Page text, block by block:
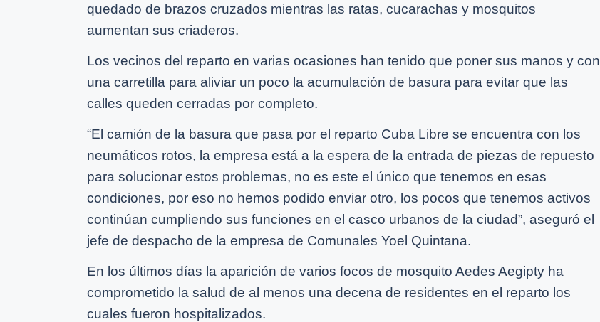
quedado de brazos cruzados mientras las ratas, cucarachas y mosquitos
aumentan sus criaderos.
Los vecinos del reparto en varias ocasiones han tenido que poner sus manos y con
una carretilla para aliviar un poco la acumulación de basura para evitar que las
calles queden cerradas por completo.
“El camión de la basura que pasa por el reparto Cuba Libre se encuentra con los
neumáticos rotos, la empresa está a la espera de la entrada de piezas de repuesto
para solucionar estos problemas, no es este el único que tenemos en esas
condiciones, por eso no hemos podido enviar otro, los pocos que tenemos activos
continúan cumpliendo sus funciones en el casco urbanos de la ciudad”, aseguró el
jefe de despacho de la empresa de Comunales Yoel Quintana.
En los últimos días la aparición de varios focos de mosquito Aedes Aegipty ha
comprometido la salud de al menos una decena de residentes en el reparto los
cuales fueron hospitalizados.